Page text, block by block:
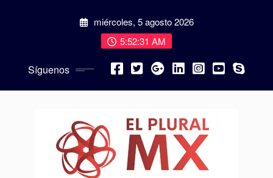
miércoles, 5 agosto 2026
5:52:32 AM
Síguenos